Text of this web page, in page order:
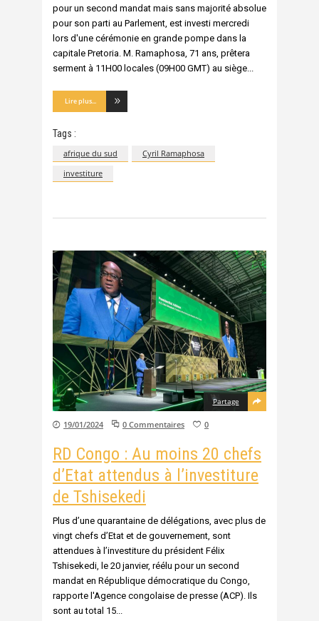
pour un second mandat mais sans majorité absolue
pour son parti au Parlement, est investi mercredi
lors d'une cérémonie en grande pompe dans la
capitale Pretoria. M. Ramaphosa, 71 ans, prêtera
serment à 11H00 locales (09H00 GMT) au siège
Lire plus...
Tags :
afrique du sud
Cyril Ramaphosa
investiture
Partage
19/01/2024 0 Commentaires 0
RD Congo : Au moins 20 chefs
d’Etat attendus à l’investiture
de Tshisekedi
Plus d’une quarantaine de délégations, avec plus de
vingt chefs d’Etat et de gouvernement, sont
attendues à l’investiture du président Félix
Tshisekedi, le 20 janvier, réélu pour un second
mandat en République démocratique du Congo,
rapporte l'Agence congolaise de presse (ACP). Ils
sont au total 15